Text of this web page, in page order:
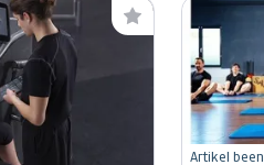
Artikel